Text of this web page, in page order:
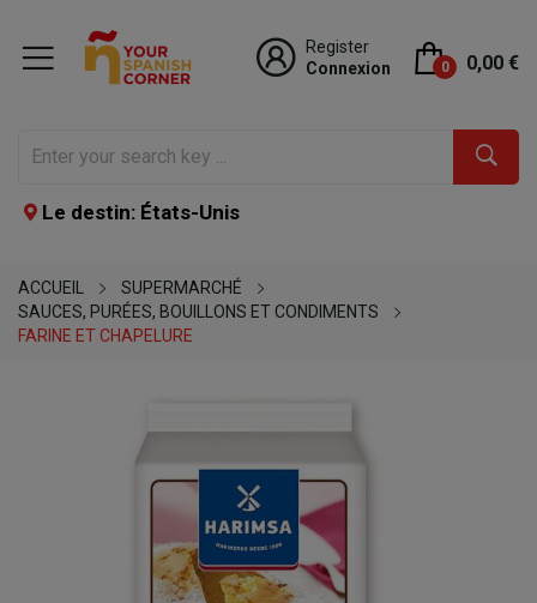
Register
Connexion
0 0,00 €
Le destin: États-Unis
ACCUEIL
SUPERMARCHÉ
SAUCES, PURÉES, BOUILLONS ET CONDIMENTS
FARINE ET CHAPELURE